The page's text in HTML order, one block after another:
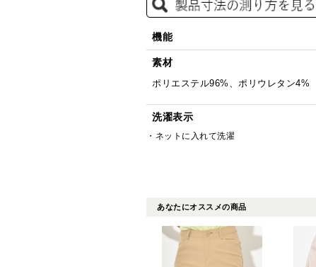
機能
素材
ポリエステル96%、ポリウレタン4%
洗濯表示
・ネットに入れて洗濯
あなたにオススメの商品